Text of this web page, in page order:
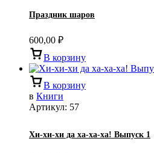
Праздник шаров
600,00 ₽
В корзину
В корзину
в Книги
Артикул: 57
Хи-хи-хи да ха-ха-ха! Выпуск 1